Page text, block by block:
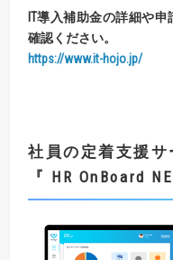
IT導入補助金の詳細や申
確認ください。
https://www.it-hojo.jp/
社員の定着支援サ
『 HR OnBoard